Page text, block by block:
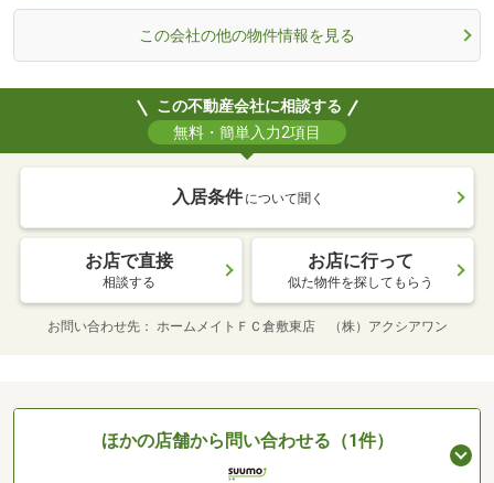
この会社の他の物件情報を見る
この不動産会社に相談する
無料・簡単入力2項目
入居条件 について聞く
お店で直接
相談する
お店に行って
似た物件を探してもらう
お問い合わせ先 ホームメイトＦＣ倉敷東店 （株）アクシアワン
ほかの店舗から問い合わせる（1件）